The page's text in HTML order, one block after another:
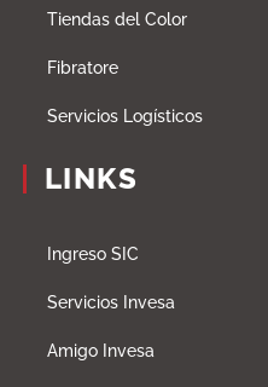
Tiendas del Color
Fibratore
Servicios Logísticos
LINKS
Ingreso SIC
Servicios Invesa
Amigo Invesa